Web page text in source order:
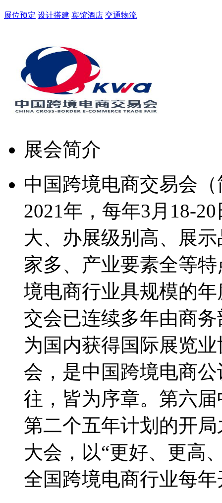
展位预定 设计搭建 宾馆酒店 交通物流
展会简介
中国跨境电商交易会
2021年，每年3月18-
大、办展级别高、展
家多、产业要素全等
境电商行业具规模的
交会已连续多年由商
为国内获得国际展览
会，是中国跨境电商
往，皆为序章。第六
第二个五年计划的开
大会，以“更好、更高
全国跨境电商行业每